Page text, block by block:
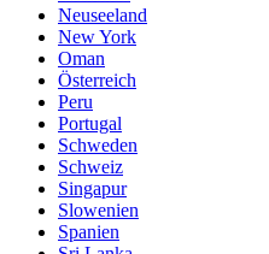
Neuseeland
New York
Oman
Österreich
Peru
Portugal
Schweden
Schweiz
Singapur
Slowenien
Spanien